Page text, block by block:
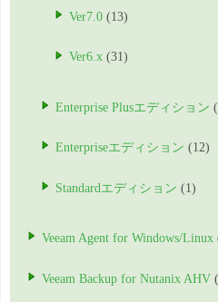
Ver7.0 (13)
Ver6.x (31)
Enterprise Plusエディション
Enterpriseエディション (12)
Standardエディション (1)
Veeam Agent for Windows/Linux
Veeam Backup for Nutanix AHV